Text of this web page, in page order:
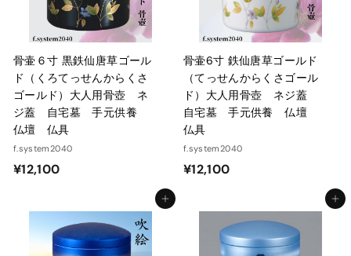
骨壷６寸 黒鉄仙唐草ゴール
ド（くろてっせんからくさ
ゴールド）大人用骨壺 ネ
ジ蓋 自宅墓 手元供養
仏壇 仏具
f.system2040
¥12,100¥
2
,
1
骨壷6寸 鉄仙唐草ゴールド
（てっせんからくさゴール
ド）大人用骨壺 ネジ蓋
自宅墓 手元供養 仏壇
仏具
f.system2040
¥12,100¥
2
,
1
カートに入れる カートに入れる